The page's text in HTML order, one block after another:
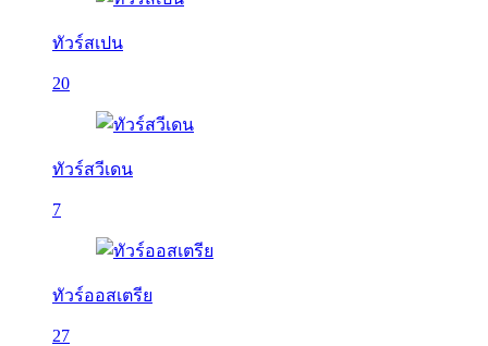
ทัวร์สเปน
20
ทัวร์สวีเดน
7
ทัวร์ออสเตรีย
27